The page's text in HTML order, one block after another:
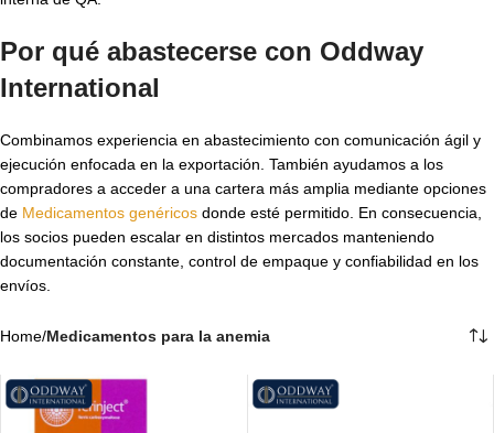
Por qué abastecerse con Oddway
International
Combinamos experiencia en abastecimiento con comunicación ágil y
ejecución enfocada en la exportación. También ayudamos a los
compradores a acceder a una cartera más amplia mediante opciones
de Medicamentos genéricos donde esté permitido. En consecuencia,
los socios pueden escalar en distintos mercados manteniendo
documentación constante, control de empaque y confiabilidad en los
envíos.
Home/Medicamentos para la anemia